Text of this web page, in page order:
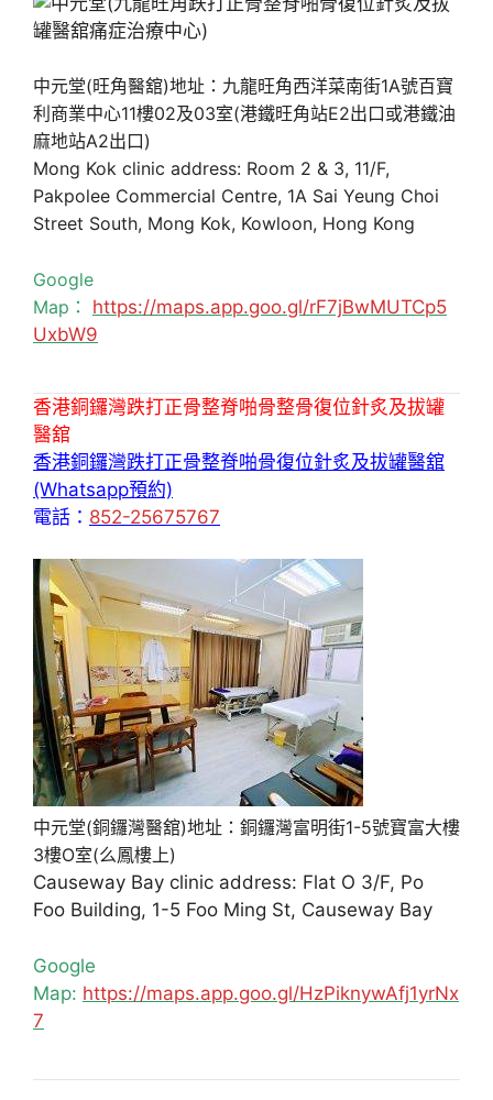
中元堂(旺角醫舘)地址：九龍旺角西洋菜南街1A號百寶
利商業中心11樓02及03室(港鐵旺角站E2出口或港鐵油
麻地站A2出口)
Mong Kok clinic address: Room 2 & 3, 11/F,
Pakpolee Commercial Centre, 1A Sai Yeung Choi
Street South, Mong Kok, Kowloon, Hong Kong
Google
Map： https://maps.app.goo.gl/rF7jBwMUTCp5
UxbW9
香港銅鑼灣跌打正骨整脊啪骨整骨復位針炙及拔罐
醫舘
香港銅鑼灣跌打正骨整脊啪骨復位針炙及拔罐醫舘
(Whatsapp預約)
電話： 852-25675767
中元堂(銅鑼灣醫舘)地址：銅鑼灣富明街1-5號寶富大樓
3樓O室(么鳳樓上)
Causeway Bay clinic address: Flat O 3/F, Po
Foo Building, 1-5 Foo Ming St, Causeway Bay
Google
Map: https://maps.app.goo.gl/HzPiknywAfj1yrNx
7